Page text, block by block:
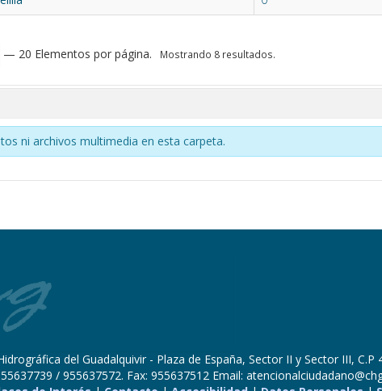
— 20 Elementos por página. Mostrando 8 resultados.
ni archivos multimedia en esta carpeta.
del Guadalquivir - Plaza de España, Sector II y Sector III, C.P
/ 955637572. Fax: 955637512 Email: